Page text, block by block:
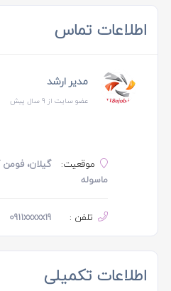
اطلاعات تماس
مدیر ارشد
عضو سایت از 9 سال پیش
موقعیت:
ماسوله
تلفن : 0911xxxxx19
اطلاعات تکمیلی